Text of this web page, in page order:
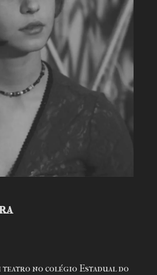
teatro no colégio Estadual do